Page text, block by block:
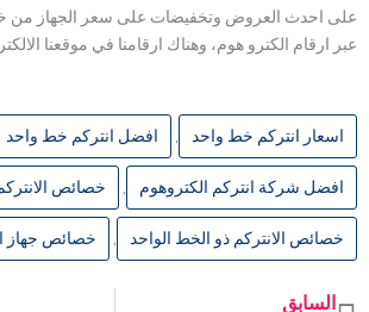
على احدث العروض وتخفيضات على سعر الجهاز من
عبر ارقام الكترو هوم، وهناك ارقامنا في موقعنا
اسعار انتركم خط واحد افضل انتركم خط واحد
افضل شركة انتركم الكتروهوم خصائص
خصائص الانتركم ذو الخط الواحد خصائص جهاز
السابق